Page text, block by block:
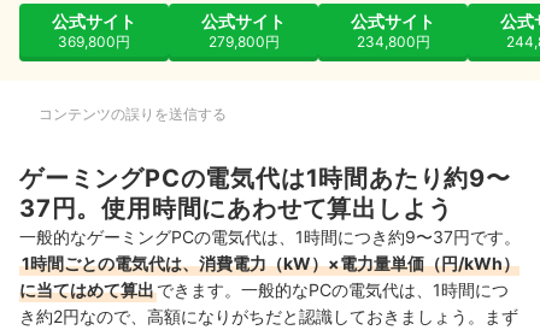
公式サイト
369,800円
公式サイト
279,800円
公式サイト
234,800円
公式
コンテンツの誤りを送信する
ゲーミングPCの電気代は1時間あたり約9〜
37円。使用時間にあわせて算出しよう
一般的なゲーミングPCの電気代は、1時間につき約9〜37円です。
1時間ごとの電気代は、消費電力（kW）×電力量単価（円/kWh）
に当てはめて算出できます。一般的なPCの電気代は、1時間につ
き約2円なので、高額になりがちだと認識しておきましょう。まず